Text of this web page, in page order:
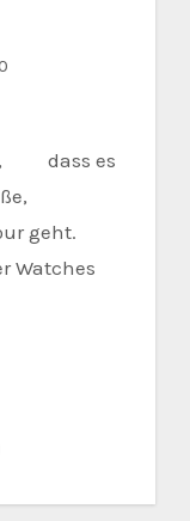
geht.
Watches